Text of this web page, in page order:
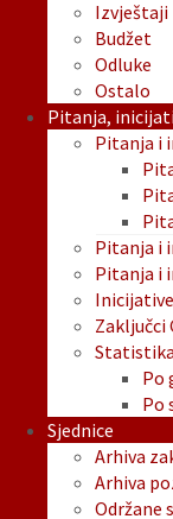
Izvještaji
Budžet
Odluke
Ostalo
Pitanja,
Pitanja i
Pitanja i
Pitanja i
Zaključci
Po
Po
Sjednice
Arhiva
Arhiva
Održane